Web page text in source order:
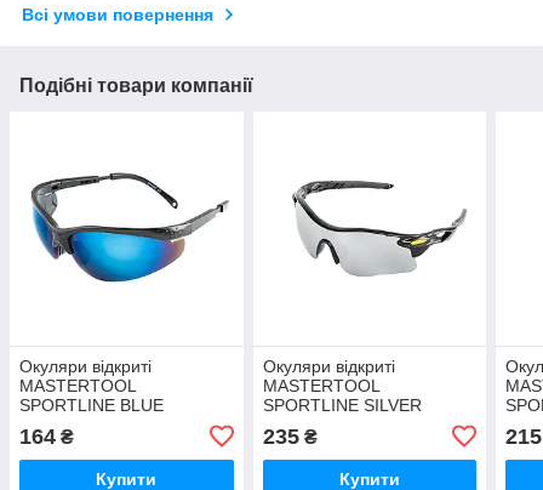
Всі умови повернення
Подібні товари компанії
Окуляри відкриті
MASTERTOOL
SPORTLINE BLUE
подряпин ANTI-SCRATCH
регульовані дужки
164 ₴
Купити
Окуляри відкриті
MASTERTOOL
SPORTLINE SILVER
MIRROR панорамна лінза
напівоправа протиковзкі
дужки
235₴
Купити
215